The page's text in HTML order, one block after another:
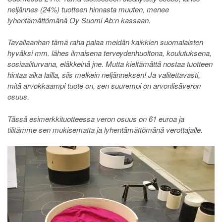
neljännes (24%) tuotteen hinnasta muuten, menee
lyhentämättömänä Oy Suomi Ab:n kassaan.
Tavallaanhan tämä raha palaa meidän kaikkien suomalaisten
hyväksi mm. lähes ilmaisena terveydenhuoltona, koulutuksena,
sosiaaliturvana, eläkkeinä jne. Mutta kieltämättä nostaa tuotteen
hintaa aika lailla, siis melkein neljänneksen! Ja valitettavasti,
mitä arvokkaampi tuote on, sen suurempi on arvonlisäveron
osuus.
Tässä esimerkkituotteessa veron osuus on 61 euroa ja
tilitämme sen mukisematta ja lyhentämättömänä verottajalle.